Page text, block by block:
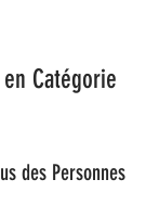
Catégorie
des Personnes